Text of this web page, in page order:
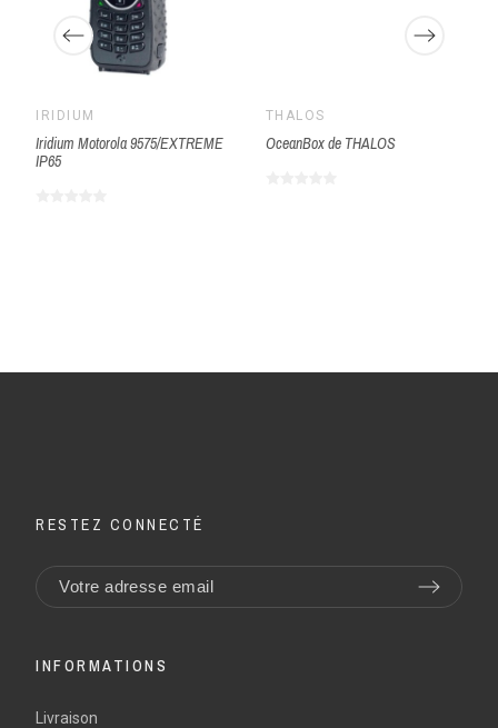
IRIDIUM
Iridium Motorola 9575/EXTREME
IP65
THALOS
OceanBox de THALOS
RESTEZ CONNECTÉ
INFORMATIONS
Livraison